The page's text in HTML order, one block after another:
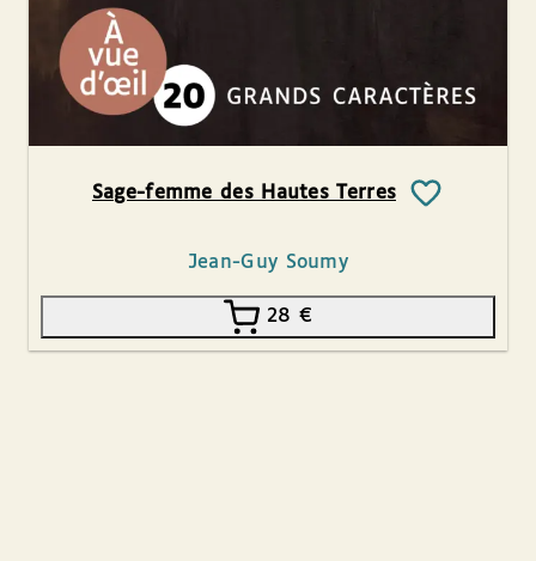
Sage-femme des Hautes Terres
Jean-Guy Soumy
28 €